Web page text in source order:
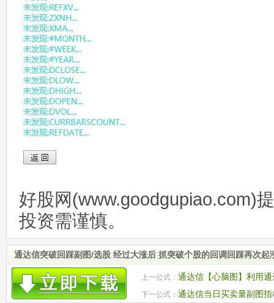
好股网(www.goodgupiao.com)
投资需谨慎。
通达信突破回踩副图/选股 经过大涨后 抓突破个股的回调回踩再次起
上一公式： 通达信【心脑图】利用
码附图
下一公式： 通达信当日买卖量副图